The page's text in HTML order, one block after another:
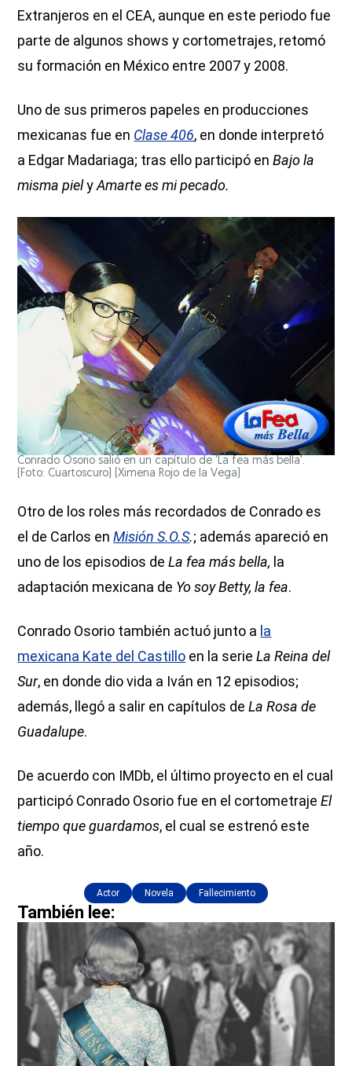
Extranjeros en el CEA, aunque en este periodo fue
parte de algunos shows y cortometrajes, retomó
su formación en México entre 2007 y 2008.
Uno de sus primeros papeles en producciones
mexicanas fue en Clase 406, en donde interpretó
a Edgar Madariaga; tras ello participó enBajo la
misma pielyAmarte es mi pecado.
Conrado Osorio salió en un capítulo de 'La fea más bella'.
(Foto: Cuartoscuro)
(Ximena Rojo de la Vega)
Otro de los roles más recordados de Conrado es
el de Carlos enMisión S.O.S.; además apareció en
uno de los episodios deLa fea más bella, la
adaptación mexicana de Yo soy Betty, la fea.
Conrado Osorio también actuó junto a la
mexicana Kate del Castillo en la serieLa Reina del
Sur, en donde dio vida a Iván en 12 episodios;
además, llegó a salir en capítulos deLa Rosa de
Guadalupe.
De acuerdo con IMDb, el último proyecto en el cual
participó Conrado Osorio fue en el cortometrajeEl
tiempo que guardamos, el cual se estrenó este
año.
Actor Novela Fallecimiento
También lee: